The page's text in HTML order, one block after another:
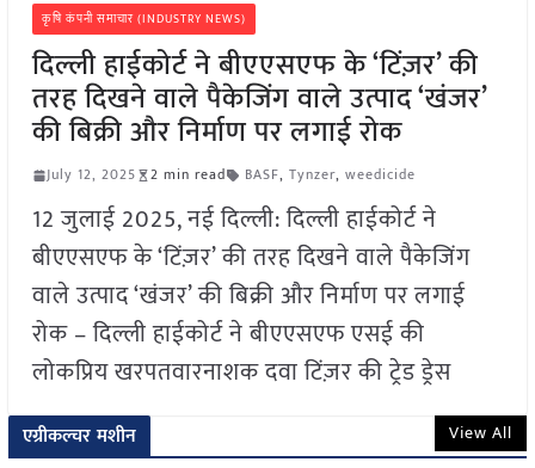
कृषि कंपनी समाचार (INDUSTRY NEWS)
दिल्ली हाईकोर्ट ने बीएएसएफ के ‘टिंज़र’ की
तरह दिखने वाले पैकेजिंग वाले उत्पाद ‘खंजर’
की बिक्री और निर्माण पर लगाई रोक
July 12, 2025 2 min read BASF, Tynzer, weedicide
12 जुलाई 2025, नई दिल्ली: दिल्ली हाईकोर्ट ने
बीएएसएफ के ‘टिंज़र’ की तरह दिखने वाले पैकेजिंग
वाले उत्पाद ‘खंजर’ की बिक्री और निर्माण पर लगाई
रोक – दिल्ली हाईकोर्ट ने बीएएसएफ एसई की
लोकप्रिय खरपतवारनाशक दवा टिंज़र की ट्रेड ड्रेस
एग्रीकल्चर मशीन View All